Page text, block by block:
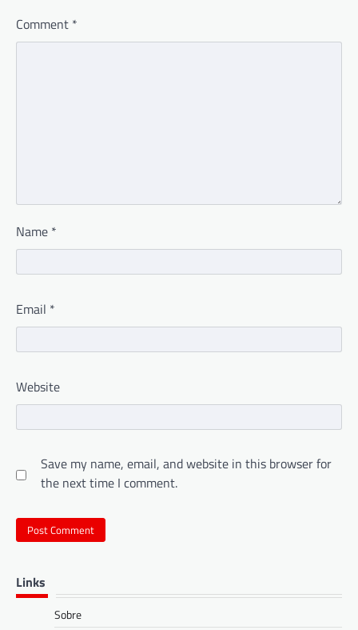
Comment *
Name *
Email *
Website
Save my name, email, and website in this browser for
the next time I comment.
Links
Sobre